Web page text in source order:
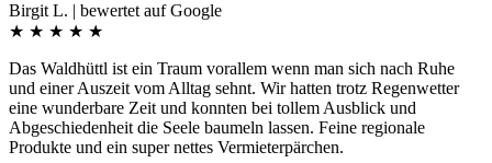
Birgit L. | bewertet auf Google
★ ★ ★ ★ ★
Das Waldhüttl ist ein Traum vorallem wenn man sich nach Ruhe
und einer Auszeit vom Alltag sehnt. Wir hatten trotz Regenwetter
eine wunderbare Zeit und konnten bei tollem Ausblick und
Abgeschiedenheit die Seele baumeln lassen. Feine regionale
Produkte und ein super nettes Vermieterpärchen.